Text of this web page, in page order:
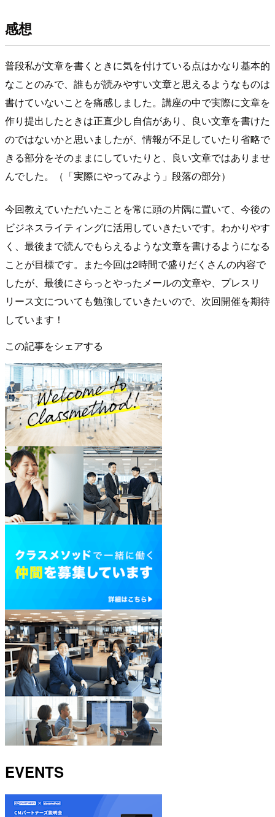
感想
普段私が文章を書くときに気を付けている点はかなり基本的
なことのみで、誰もが読みやすい文章と思えるようなものは
書けていないことを痛感しました。講座の中で実際に文章を
作り提出したときは正直少し自信があり、良い文章を書けた
のではないかと思いましたが、情報が不足していたり省略で
きる部分をそのままにしていたりと、良い文章ではありませ
んでした。（「実際にやってみよう」段落の部分）
今回教えていただいたことを常に頭の片隅に置いて、今後の
ビジネスライティングに活用していきたいです。わかりやす
く、最後まで読んでもらえるような文章を書けるようになる
ことが目標です。また今回は2時間で盛りだくさんの内容で
したが、最後にさらっとやったメールの文章や、プレスリ
リース文についても勉強していきたいので、次回開催を期待
しています！
この記事をシェアする
EVENTS